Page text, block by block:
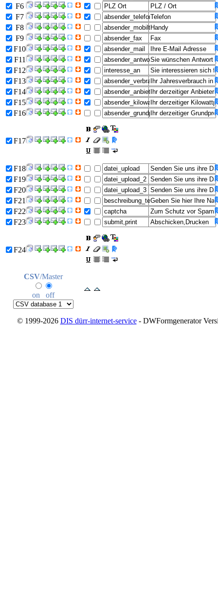
F6
F7
F8
F9
F10
F11
F12
F13
F14
F15
F16
F17
F18
F19
F20
F21
F22
F23
F24
CSV/Master
on off
© 1999-2026 DIS dürr-internet-service- DWFormgenerator